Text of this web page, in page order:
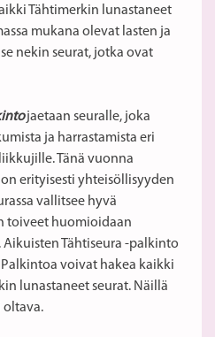
Tähtimerkin lunastaneet
mukana olevat lasten ja
nekin seurat, jotka ovat
jaetaan seuralle, joka
ja harrastamista eri
Tänä vuonna
erityisesti yhteisöllisyyden
vallitsee hyvä
toiveet huomioidaan
Tähtiseura -palkinto
voivat hakea kaikki
lunastaneet seurat. Näillä
oltava.